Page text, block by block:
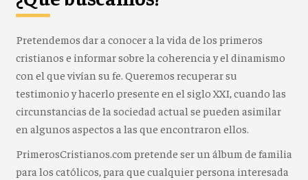
Pretendemos dar a conocer a la vida de los primeros
cristianos e informar sobre la coherencia y el dinamismo
con el que vivían su fe. Queremos recuperar su
testimonio y hacerlo presente en el siglo XXI, cuando las
circunstancias de la sociedad actual se pueden asimilar
en algunos aspectos a las que encontraron ellos.
PrimerosCristianos.com pretende ser un álbum de familia
para los católicos, para que cualquier persona interesada